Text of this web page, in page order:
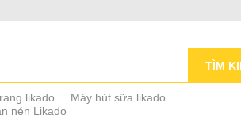
TÌM
likado
Máy hút sữa likado
nén Likado